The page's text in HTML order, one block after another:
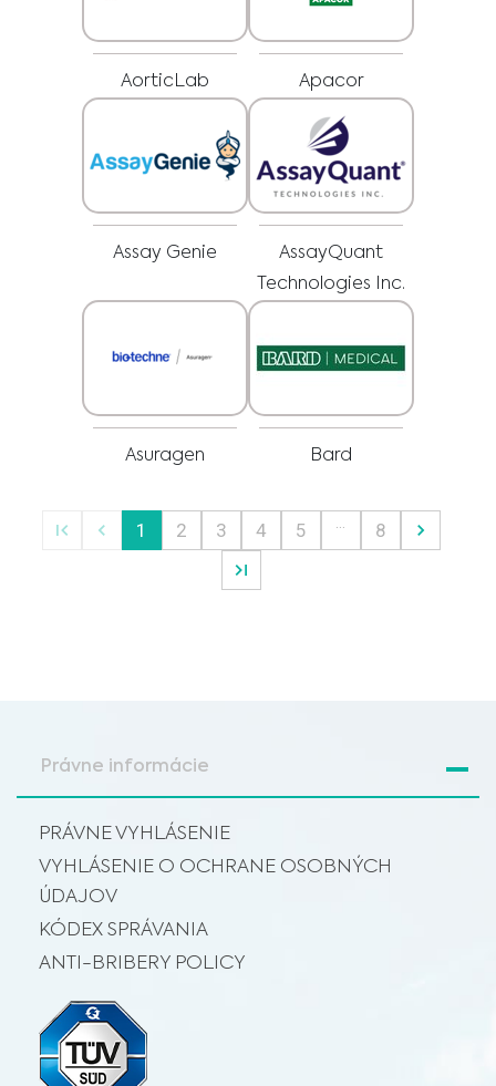
niekedy sú určené len pre zdravotníckych pracovníkov. Vlastník tejto webovej
stránky nezodpovedá za žiadne chyby, nepresnosti alebo nezrovnalosti,
diagnózu alebo liečbu. Pred začatím nového liečebného režimu sa vždy
pracovníkom o všetkých otázkach týkajúcich sa vášho zdravia alebo liečby a
vždy rešpektujte odborné zdravotné odporúčania a neodkladajte ich
používanie, aj keď ste sa o nich dočítali na tejto webovej stránke.
Som zdravotnícky pracovník
AorticLab Apacor
Assay Genie
AssayQuant
Technologies Inc.
Asuragen Bard
1 2 3 4 5 8
Právne informácie
PRÁVNE VYHLÁSENIE
VYHLÁSENIE O OCHRANE OSOBNÝCH
ÚDAJOV
KÓDEX SPRÁVANIA
ANTI-BRIBERY POLICY